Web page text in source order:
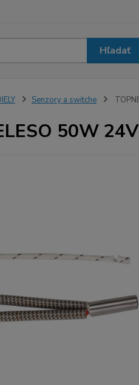
Hľadať
Senzory a switche
50W 24V